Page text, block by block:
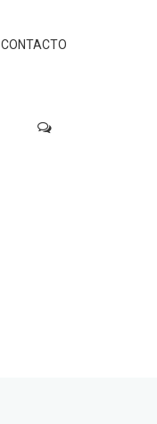
CONTACTO